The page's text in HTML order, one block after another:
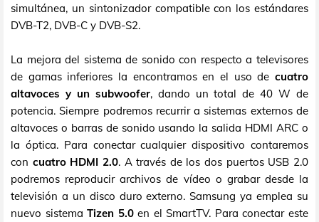
simultánea, un sintonizador compatible con los estándares
DVB-T2, DVB-C y DVB-S2.
La mejora del sistema de sonido con respecto a televisores
de gamas inferiores la encontramos en el uso de cuatro
altavoces y un subwoofer, dando un total de 40 W de
potencia. Siempre podremos recurrir a sistemas externos de
altavoces o barras de sonido usando la salida HDMI ARC o
la óptica. Para conectar cualquier dispositivo contaremos
con cuatro HDMI 2.0. A través de los dos puertos USB 2.0
podremos reproducir archivos de vídeo o grabar desde la
televisión a un disco duro externo. Samsung ya emplea su
nuevo sistemaTizen 5.0en el SmartTV. Para conectar este